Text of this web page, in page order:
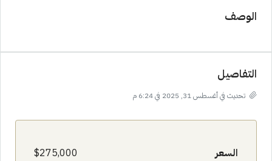
الوصف
التفاصيل
تحديث في أغسطس 31, 2025 في 6:24 م
السعر $275,000